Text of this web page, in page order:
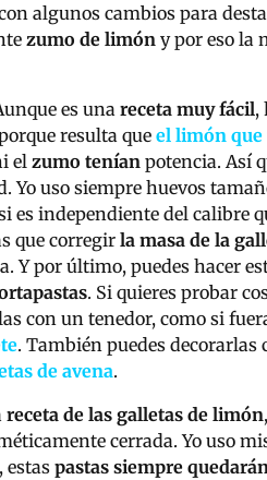
algunos cambios para
zumo de limón y por eso la
es unareceta muy fácil,
resulta queel limón que
elzumo tenían potencia. Así
Yo uso siempre huevos
es independiente del calibre
que corregirla masa de la
Y por último, puedes hacer
. Si quieres probar
con un tenedor, como si
. También puedes decorarlas
de avena.
receta de las galletas de limón
cerrada. Yo uso
estaspastas siempre